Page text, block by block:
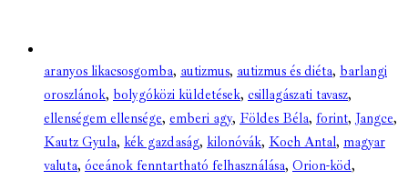
aranyos likacsosgomba, autizmus, autizmus és diéta, barlangi
oroszlánok, bolygóközi küldetések, csillagászati tavasz,
ellenségem ellensége, emberi agy, Földes Béla, forint, Jangce,
Kautz Gyula, kék gazdaság, kilonóvák, Koch Antal, magyar
valuta, óceánok fenntartható felhasználása, Orion-köd,